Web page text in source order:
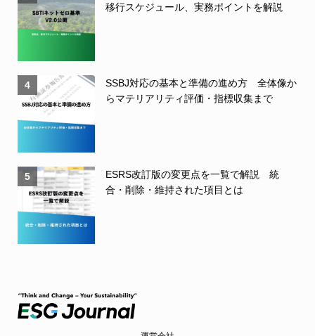
移行スケジュール、実務ポイントを解説
4
SSBJ対応の基本と準備の進め方 全体像か
らマテリアリティ評価・指標収集まで
5
ESRS改訂版の変更点を一覧で解説 統
合・削除・維持された項目とは